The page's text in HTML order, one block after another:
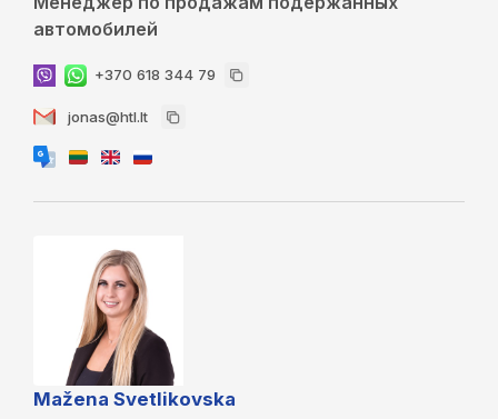
автомобилей
+370 618 344 79
jonas@htl.lt
Mažena Svetlikovska